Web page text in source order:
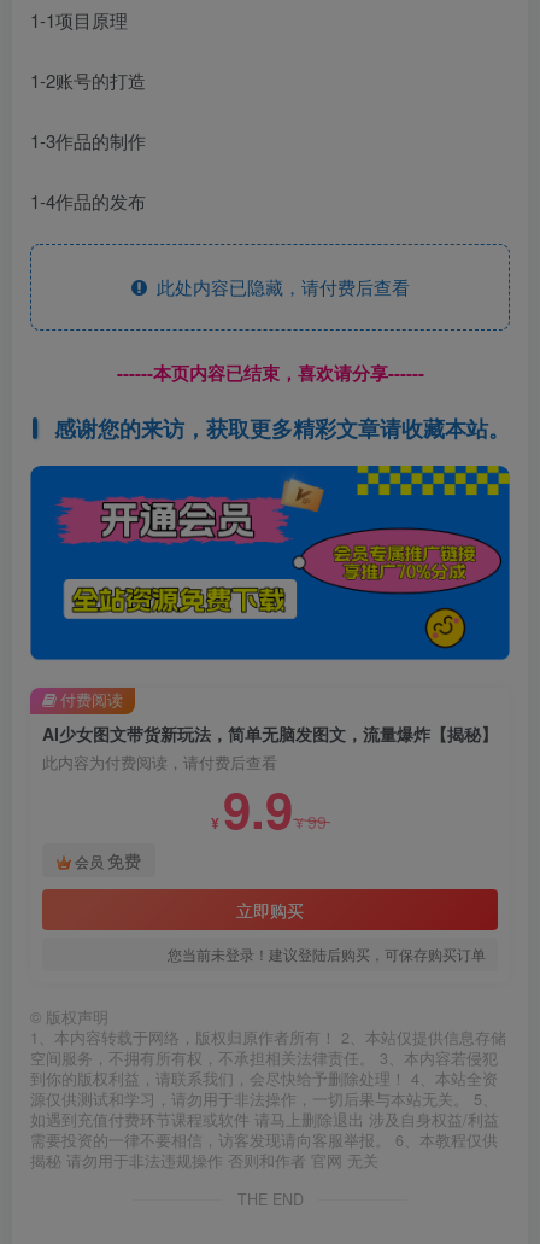
1-1项目原理
1-2账号的打造
1-3作品的制作
1-4作品的发布
此处内容已隐藏，请付费后查看
------本页内容已结束，喜欢请分享------
感谢您的来访，获取更多精彩文章请收藏本站。
AI少女图文带货新玩法，简单无脑发图文，流量爆炸【揭秘】
此内容为付费阅读，请付费后查看
¥ 9.9¥99
会员 免费
立即购买
您当前未登录！建议登陆后购买，可保存购买订单
付费阅读
© 版权声明
1、本内容转载于网络，版权归原作者所有！ 2、本站仅提供信息存储
空间服务，不拥有所有权，不承担相关法律责任。 3、本内容若侵犯
到你的版权利益，请联系我们，会尽快给予删除处理！ 4、本站全资
源仅供测试和学习，请勿用于非法操作，一切后果与本站无关。 5、
如遇到充值付费环节课程或软件 请马上删除退出 涉及自身权益/利益
需要投资的一律不要相信，访客发现请向客服举报。 6、本教程仅供
揭秘 请勿用于非法违规操作 否则和作者 官网 无关
THE END